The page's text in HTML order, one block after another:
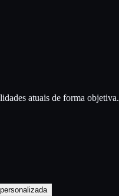
atuais de forma objetiva.